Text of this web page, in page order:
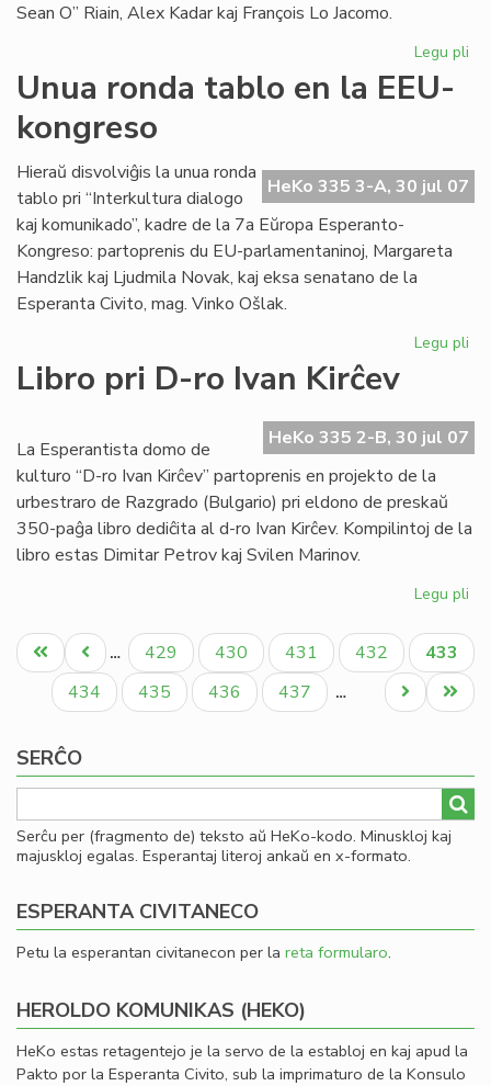
Sean O” Riain, Alex Kadar kaj François Lo Jacomo.
Legu pli
la
Unua ronda tablo en la EEU-
kongreso
HeKo 335 3-A, 30 jul 07
Hieraŭ disvolviĝis la unua ronda
tablo pri “Interkultura dialogo
kaj komunikado”, kadre de la 7a Eŭropa Esperanto-
Kongreso: partoprenis du EU-parlamentaninoj, Margareta
Handzlik kaj Ljudmila Novak, kaj eksa senatano de la
Esperanta Civito, mag. Vinko Ošlak.
Legu pli
la
Libro pri D-ro Ivan Kirĉev
HeKo 335 2-B, 30 jul 07
La Esperantista domo de
kulturo “D-ro Ivan Kirĉev” partoprenis en projekto de la
urbestraro de Razgrado (Bulgario) pri eldono de preskaŭ
350-paĝa libro dediĉita al d-ro Ivan Kirĉev. Kompilintoj de la
libro estas Dimitar Petrov kaj Svilen Marinov.
Legu pli
pri
D-
ro
Pagination
Unua
paĝo
Antaŭa
paĝo
… Paĝo
429 Paĝo
430 Paĝo
431 Paĝo
432
Aktuala
paĝo
433
Paĝo
434 Paĝo
435 Paĝo
436 Paĝo
437 …
Last
page
Next
page
SERĈO
Serĉu per (fragmento de) teksto aŭ HeKo-kodo. Minuskloj kaj
majuskloj egalas. Esperantaj literoj ankaŭ en x-formato.
ESPERANTA CIVITANECO
Petu la esperantan civitanecon per la reta formularo.
HEROLDO KOMUNIKAS (HEKO)
HeKo estas retagentejo je la servo de la establoj en kaj apud la
Pakto por la Esperanta Civito, sub la imprimaturo de la Konsulo